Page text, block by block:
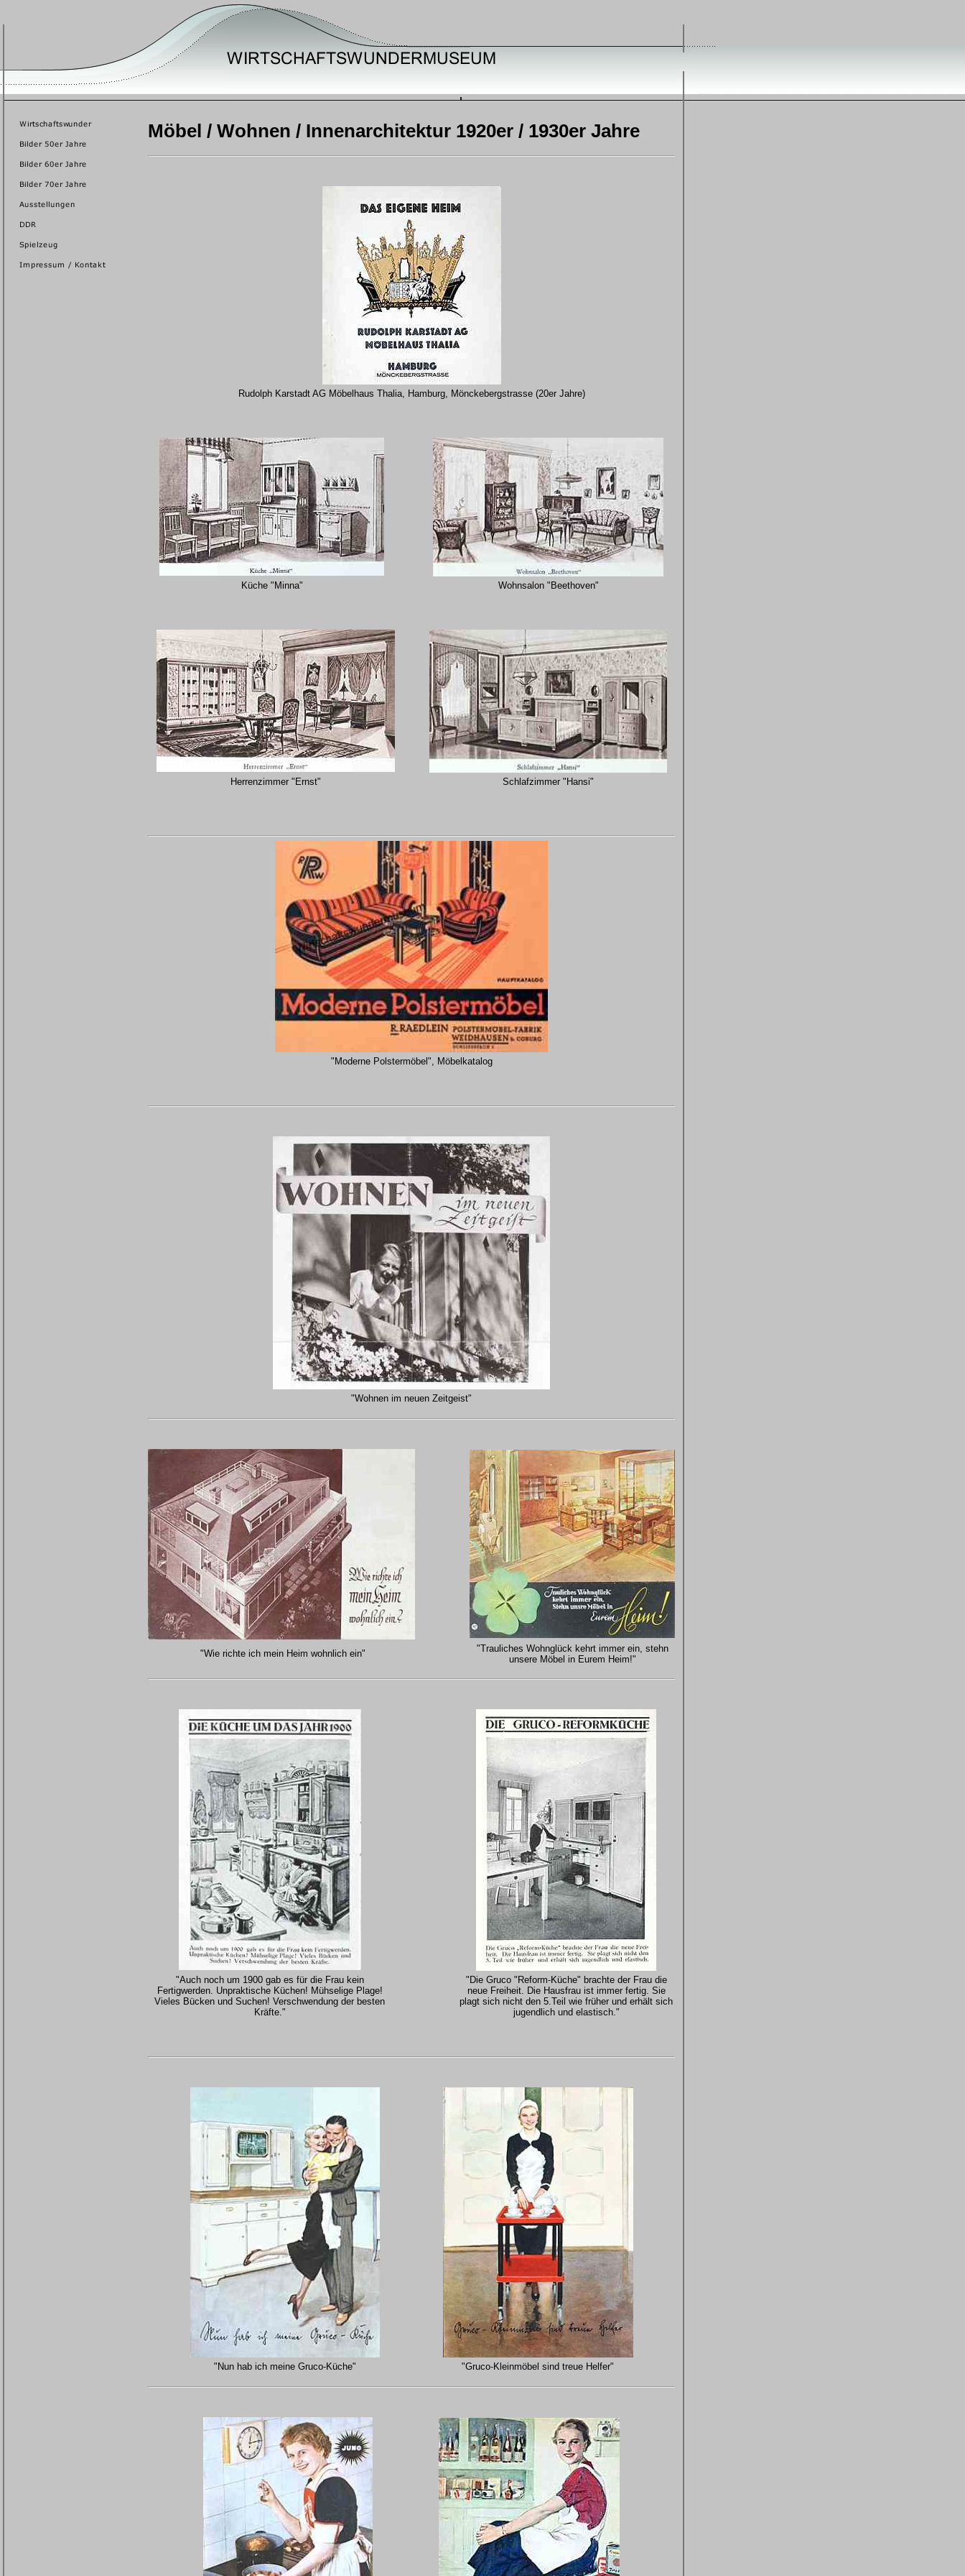
Möbel / Wohnen / Innenarchitektur 1920er / 1930er Jahre
Rudolph Karstadt AG Möbelhaus Thalia, Hamburg, Mönckebergstrasse (20er Jahre)
Küche "Minna" Wohnsalon "Beethoven"
Herrenzimmer "Ernst" Schlafzimmer "Hansi"
"Moderne Polstermöbel", Möbelkatalog
"Wohnen im neuen Zeitgeist"
"Wie richte ich mein Heim wohnlich ein"
"Trauliches Wohnglück kehrt immer ein, stehn
unsere Möbel in Eurem Heim!"
"Auch noch um 1900 gab es für die Frau kein
Fertigwerden. Unpraktische Küchen! Mühselige Plage!
Vieles Bücken und Suchen! Verschwendung der besten
Kräfte."
"Die Gruco "Reform-Küche" brachte der Frau die
neue Freiheit. Die Hausfrau ist immer fertig. Sie
plagt sich nicht den 5.Teil wie früher und erhält sich
jugendlich und elastisch."
"Nun hab ich meine Gruco-Küche" "Gruco-Kleinmöbel sind treue Helfer"